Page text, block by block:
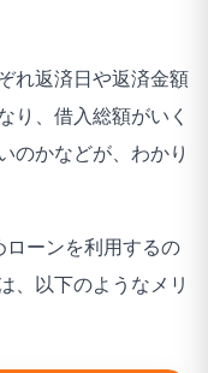
れ返済日や返済金額
り、借入総額がいく
のかなどが、わかり
ーンを利用するの
、以下のようなメリ